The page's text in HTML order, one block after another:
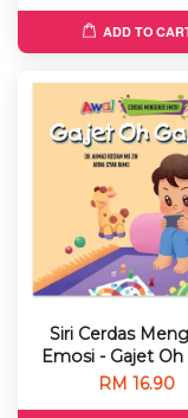
ADD TO
Siri Cerdas
Emosi - Gajet Oh
RM 16.90